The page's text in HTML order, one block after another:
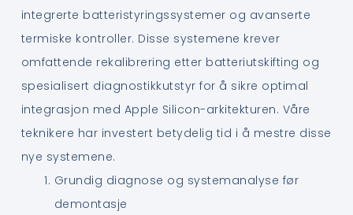
integrerte batteristyringssystemer og avanserte
termiske kontroller. Disse systemene krever
omfattende rekalibrering etter batteriutskifting og
spesialisert diagnostikkutstyr for å sikre optimal
integrasjon med Apple Silicon-arkitekturen. Våre
teknikere har investert betydelig tid i å mestre disse
nye systemene.
Grundig diagnose og systemanalyse før
demontasje